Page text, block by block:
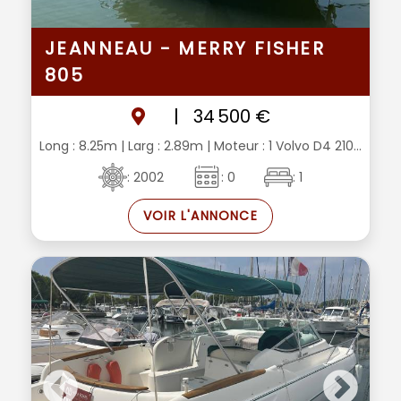
JEANNEAU - MERRY FISHER
805
|
34 500 €
Long : 8.25m | Larg : 2.89m | Moteur : 1 Volvo D4 210...
: 2002
: 0 : 1
VOIR L'ANNONCE